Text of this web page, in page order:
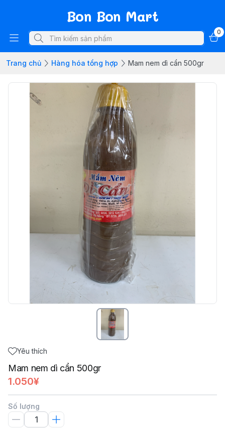
Bon Bon Mart
0
Trang chủ Hàng hóa tổng hợp Mam nem dì cẩn 500gr
Yêu thích
Mam nem dì cẩn 500gr
1.050¥
Số lượng